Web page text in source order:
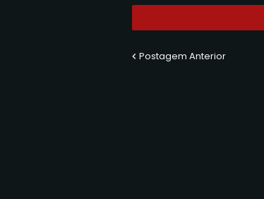
Postagem Anterior